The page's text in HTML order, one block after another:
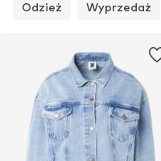
Odzież Wyprzedaż